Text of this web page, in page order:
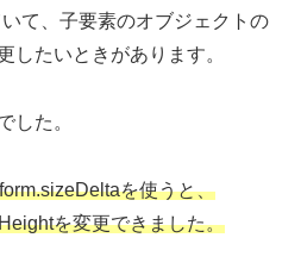
て、子要素のオブジェクトの
したいときがあります。
した。
を使うと、
を変更できました。